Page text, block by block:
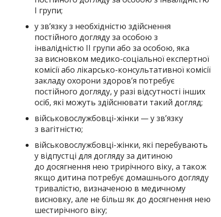
I групи;
у зв’язку з необхідністю здійснення
постійного догляду за особою з
інвалідністю II групи або за особою, яка
за висновком медико-соціальної експертної
комісії або лікарсько-консультативної комісії
закладу охорони здоров’я потребує
постійного догляду, у разі відсутності інших
осіб, які можуть здійснювати такий догляд;
військовослужбовці-жінки — у зв’язку
з вагітністю;
військовослужбовці-жінки, які перебувають
у відпустці для догляду за дитиною
до досягнення нею трирічного віку, а також
якщо дитина потребує домашнього догляду
тривалістю, визначеною в медичному
висновку, але не більш як до досягнення нею
шестирічного віку;